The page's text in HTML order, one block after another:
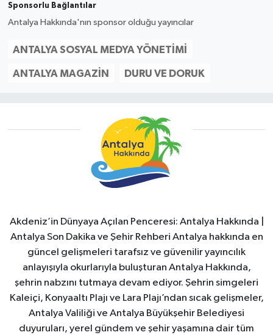
Sponsorlu Bağlantılar
Antalya Hakkında'nın sponsor olduğu yayıncılar
ANTALYA SOSYAL MEDYA YÖNETIMI
ANTALYA MAGAZIN DURU VE DORUK
Akdeniz’in Dünyaya Açılan Penceresi: Antalya Hakkında |
Antalya Son Dakika ve Şehir Rehberi Antalya hakkında en
güncel gelişmeleri tarafsız ve güvenilir yayıncılık
anlayışıyla okurlarıyla buluşturan Antalya Hakkında,
şehrin nabzını tutmaya devam ediyor. Şehrin simgeleri
Kaleiçi, Konyaaltı Plajı ve Lara Plajı’ndan sıcak gelişmeler,
Antalya Valiliği ve Antalya Büyükşehir Belediyesi
duyuruları, yerel gündem ve şehir yaşamına dair tüm